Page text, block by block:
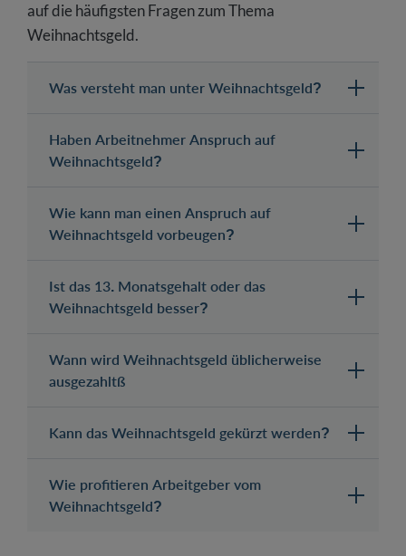
auf die häufigsten Fragen zum Thema
Weihnachtsgeld.
Was versteht man unter Weihnachtsgeld?
Haben Arbeitnehmer Anspruch auf
Weihnachtsgeld?
Wie kann man einen Anspruch auf
Weihnachtsgeld vorbeugen?
Ist das 13. Monatsgehalt oder das
Weihnachtsgeld besser?
Wann wird Weihnachtsgeld üblicherweise
ausgezahltß
Kann das Weihnachtsgeld gekürzt werden?
Wie profitieren Arbeitgeber vom
Weihnachtsgeld?